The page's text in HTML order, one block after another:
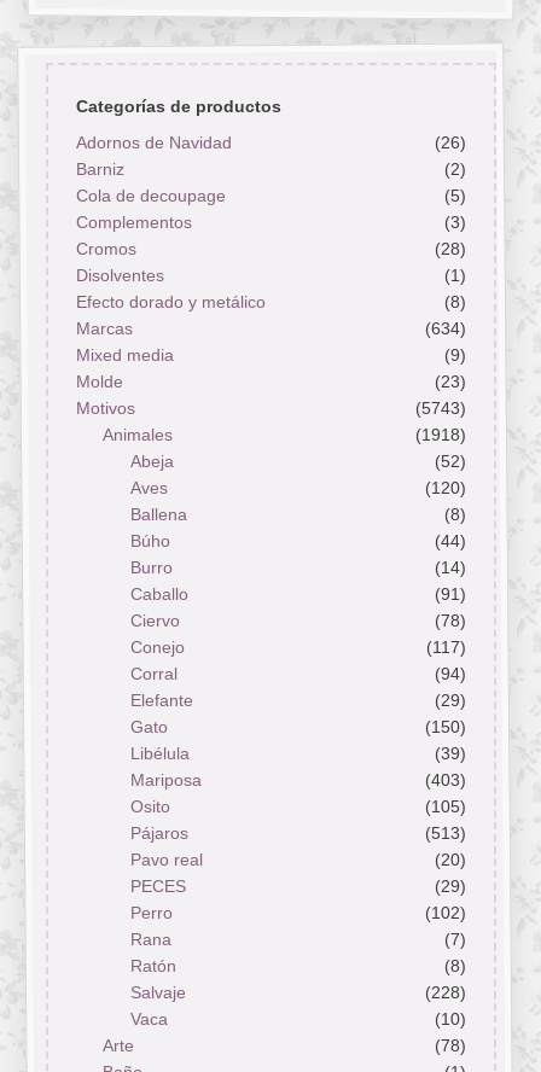
Categorías de productos
Adornos de Navidad
(26)
Barniz
(2)
Cola de decoupage
(5)
Complementos
(3)
Cromos
(28)
Disolventes
(1)
Efecto dorado y metálico
(8)
Marcas
(634)
Mixed media
(9)
Molde
(23)
Motivos
(5743)
Animales
(1918)
Abeja
(52)
Aves
(120)
Ballena
(8)
Búho
(44)
Burro
(14)
Caballo
(91)
Ciervo
(78)
Conejo
(117)
Corral
(94)
Elefante
(29)
Gato
(150)
Libélula
(39)
Mariposa
(403)
Osito
(105)
Pájaros
(513)
Pavo real
(20)
PECES
(29)
Perro
(102)
Rana
(7)
Ratón
(8)
Salvaje
(228)
Vaca
(10)
Arte
(78)